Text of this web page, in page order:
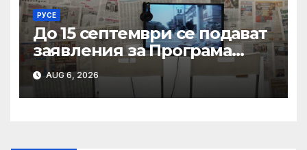
РУСЕ
До 15 септември се подават
заявления за Програма
„Дигитални изкуства“ на
Национален фонд
„Култура“
AUG 6, 2026